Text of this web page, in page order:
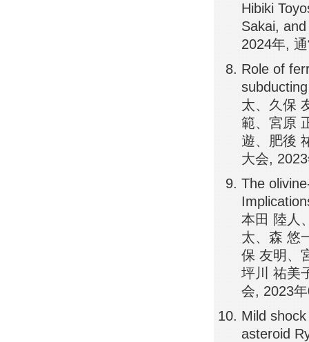
Hibiki
Sakai,
2024年,
Role of
太、久保
範、宮原
遊、肥後
大会,
The
本田 陸人
太、森 悠
保 友明、
坪川 祐美
会, 2023
Mild
asteroid